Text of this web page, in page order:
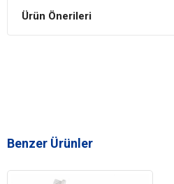
Kaliteli malzemelerden üretilen çift
Ürün Önerileri
Benzer Ürünler